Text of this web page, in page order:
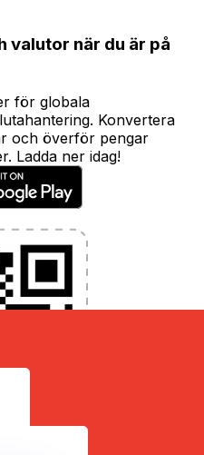
valutor när du är på
för globala
Konvertera
och överför pengar
Ladda ner idag!